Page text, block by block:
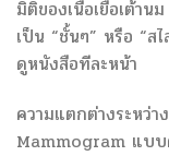
มิติของเนื้อเยื่อเต้า
เป็น “ชั้นๆ” หรือ “ส
ดูหนังสือทีละหน้า
ความแตกต่างระหว่
Mammogram แบบ